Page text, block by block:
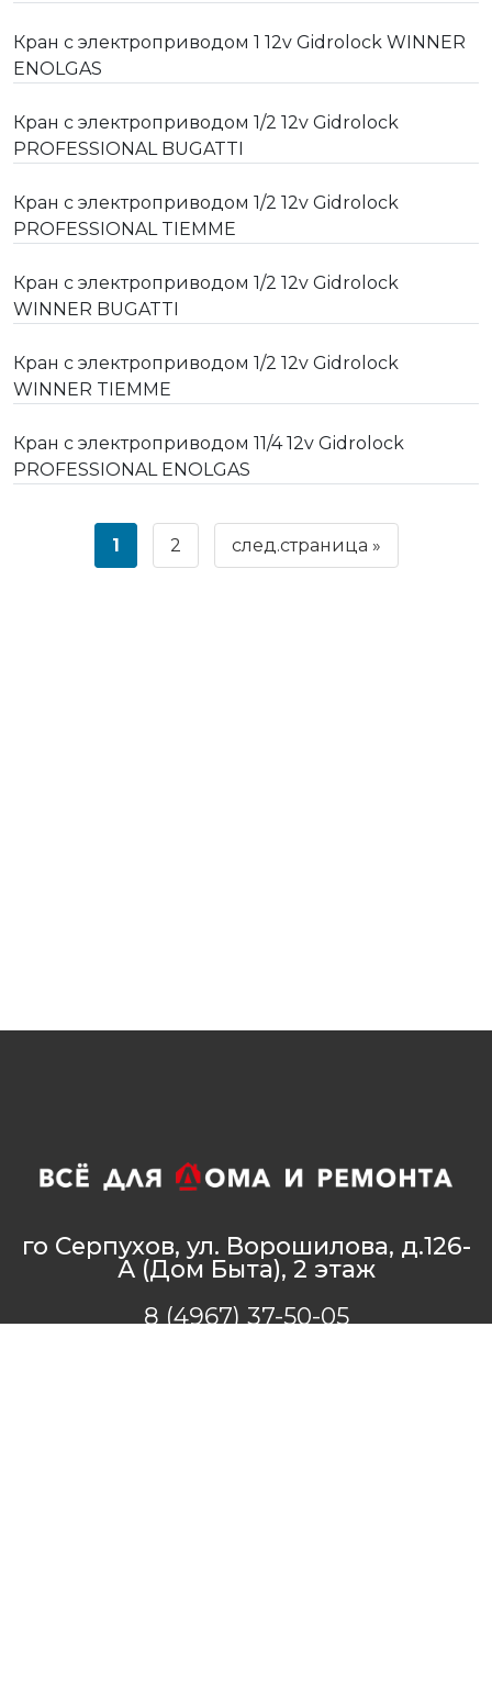
Кран с электроприводом 1 12v Gidrolock WINNER
ENOLGAS
Кран с электроприводом 1/2 12v Gidrolock
PROFESSIONAL BUGATTI
Кран с электроприводом 1/2 12v Gidrolock
PROFESSIONAL TIEMME
Кран с электроприводом 1/2 12v Gidrolock
WINNER BUGATTI
Кран с электроприводом 1/2 12v Gidrolock
WINNER TIEMME
Кран с электроприводом 11/4 12v Gidrolock
PROFESSIONAL ENOLGAS
1 2 след.страница »
го Серпухов, ул. Ворошилова, д.126-
А (Дом Быта), 2 этаж
8 (4967) 37-50-05